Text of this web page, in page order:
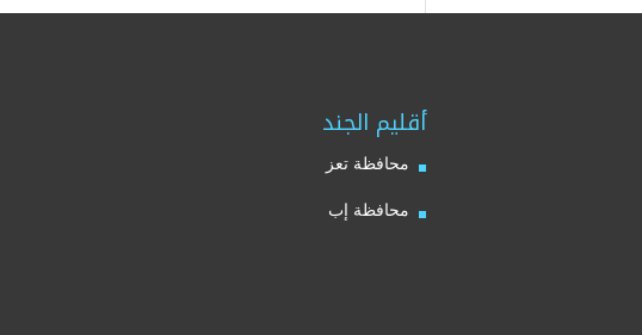
أقليم الجند
محافظة تعز
محافظة إب